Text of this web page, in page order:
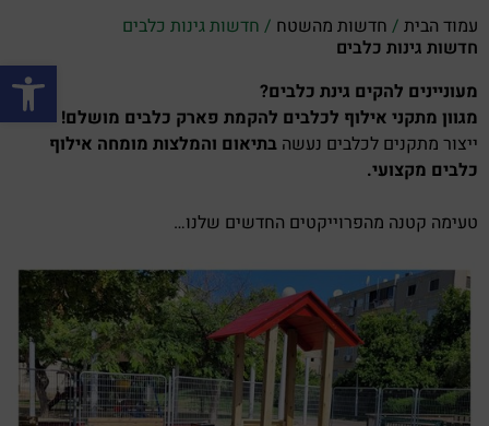
פתח
עמוד הבית / חדשות מהשטח / חדשות גינות כלבים
חדשות גינות כלבים
מעוניינים להקים גינת כלבים?
מגוון מתקני אילוף לכלבים להקמת פארק כלבים מושלם!
ייצור מתקנים לכלבים נעשה בתיאום והמלצות מומחה אילוף
כלבים מקצועי.
טעימה קטנה מהפרוייקטים החדשים שלנו…